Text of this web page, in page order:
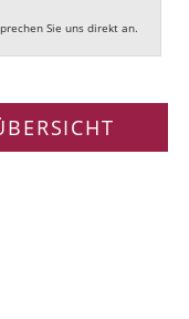
Sie uns direkt an.